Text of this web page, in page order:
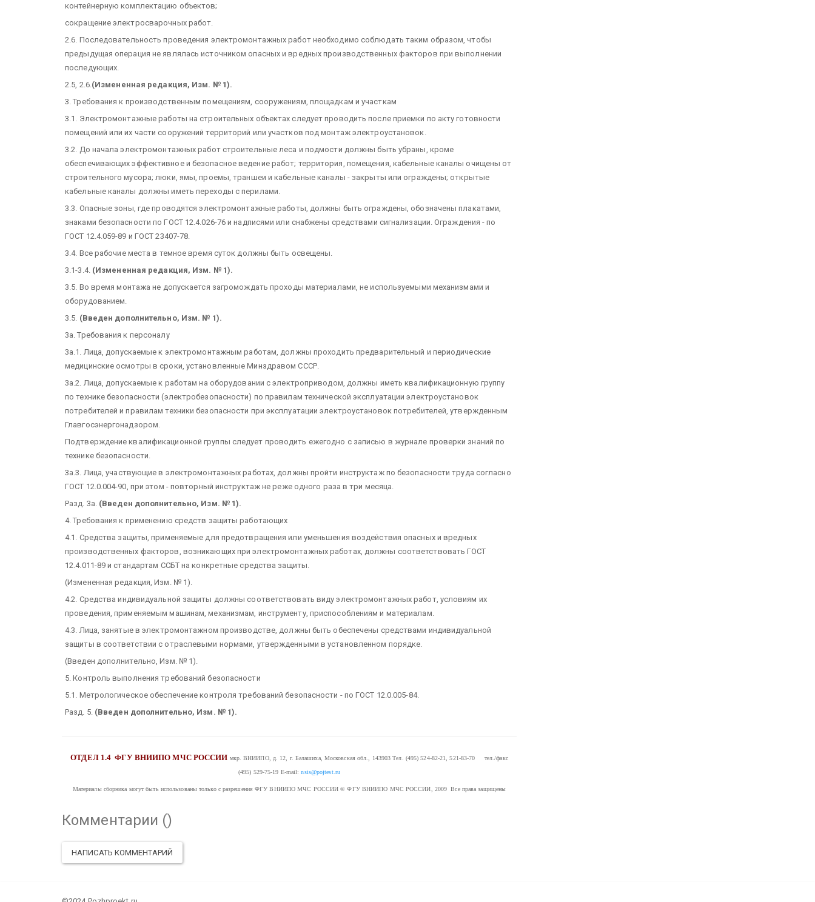
контейнерную комплектацию объектов;
сокращение электросварочных работ.
2.6. Последовательность проведения электромонтажных работ необходимо соблюдать таким образом, чтобы
предыдущая операция не являлась источником опасных и вредных производственных факторов при выполнении
последующих.
2.5, 2.6. (Измененная редакция, Изм. № 1).
3. Требования к производственным помещениям, сооружениям, площадкам и участкам
3.1. Электромонтажные работы на строительных объектах следует проводить после приемки по акту готовности
помещений или их части сооружений территорий или участков под монтаж электроустановок.
3.2. До начала электромонтажных работ строительные леса и подмости должны быть убраны, кроме
обеспечивающих эффективное и безопасное ведение работ; территория, помещения, кабельные каналы очищены от
строительного мусора; люки, ямы, проемы, траншеи и кабельные каналы - закрыты или ограждены; открытые
кабельные каналы должны иметь переходы с перилами.
3.3. Опасные зоны, где проводятся электромонтажные работы, должны быть ограждены, обозначены плакатами,
знаками безопасности по ГОСТ 12.4.026-76 и надписями или снабжены средствами сигнализации. Ограждения - по
ГОСТ 12.4.059-89 и ГОСТ 23407-78.
3.4. Все рабочие места в темное время суток должны быть освещены.
3.1-3.4. (Измененная редакция, Изм. № 1).
3.5. Во время монтажа не допускается загромождать проходы материалами, не используемыми механизмами и
оборудованием.
3.5. (Введен дополнительно, Изм. № 1).
3а. Требования к персоналу
3а.1. Лица, допускаемые к электромонтажным работам, должны проходить предварительный и периодические
медицинские осмотры в сроки, установленные Минздравом СССР.
3а.2. Лица, допускаемые к работам на оборудовании с электроприводом, должны иметь квалификационную группу
по технике безопасности (электробезопасности) по правилам технической эксплуатации электроустановок
потребителей и правилам техники безопасности при эксплуатации электроустановок потребителей, утвержденным
Главгосэнергонадзором.
Подтверждение квалификационной группы следует проводить ежегодно с записью в журнале проверки знаний по
технике безопасности.
3а.3. Лица, участвующие в электромонтажных работах, должны пройти инструктаж по безопасности труда согласно
ГОСТ 12.0.004-90, при этом - повторный инструктаж не реже одного раза в три месяца.
Разд. 3а. (Введен дополнительно, Изм. № 1).
4. Требования к применению средств защиты работающих
4.1. Средства защиты, применяемые для предотвращения или уменьшения воздействия опасных и вредных
производственных факторов, возникающих при электромонтажных работах, должны соответствовать ГОСТ
12.4.011-89 и стандартам ССБТ на конкретные средства защиты.
(Измененная редакция, Изм. № 1).
4.2. Средства индивидуальной защиты должны соответствовать виду электромонтажных работ, условиям их
проведения, применяемым машинам, механизмам, инструменту, приспособлениям и материалам.
4.3. Лица, занятые в электромонтажном производстве, должны быть обеспечены средствами индивидуальной
защиты в соответствии с отраслевыми нормами, утвержденными в установленном порядке.
(Введен дополнительно, Изм. № 1).
5. Контроль выполнения требований безопасности
5.1. Метрологическое обеспечение контроля требований безопасности - по ГОСТ 12.0.005-84.
Разд. 5. (Введен дополнительно, Изм. № 1).
ОТДЕЛ 1.4ФГУ ВНИИПО МЧС РОССИИ мкр. ВНИИПО, д. 12, г. Балашиха, Московская обл., 143903 Тел. (495) 524-82-21, 521-83-70 тел./факс
(495) 529-75-19 E-mail:nsis@pojtest.ru
Материалы сборника могут быть использованы только с разрешения ФГУ ВНИИПО МЧС РОССИИ © ФГУ ВНИИПО МЧС РОССИИ, 2009 Все права защищены
Комментарии ()
НАПИСАТЬ КОММЕНТАРИЙ